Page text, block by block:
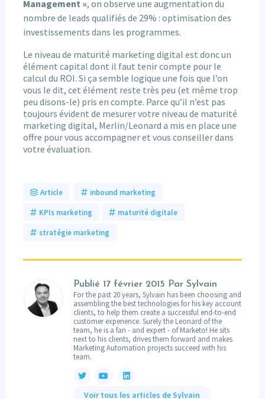
Management », on observe une augmentation du
nombre de leads qualifiés de 29% : optimisation des
investissements dans les programmes.
Le niveau de maturité marketing digital est donc un
élément capital dont il faut tenir compte pour le
calcul du ROI. Si ça semble logique une fois que l’on
vous le dit, cet élément reste très peu (et même trop
peu disons-le) pris en compte. Parce qu’il n’est pas
toujours évident de mesurer votre niveau de maturité
marketing digital, Merlin/Leonard a mis en place une
offre pour vous accompagner et vous conseiller dans
votre évaluation.
Article inbound marketing
KPIs marketing maturité digitale
stratégie marketing
Publié 17 février 2015 Par Sylvain
For the past 20 years, Sylvain has been choosing and
assembling the best technologies for his key account
clients, to help them create a successful end-to-end
customer experience. Surely the Leonard of the
team, he is a fan - and expert - of Marketo! He sits
next to his clients, drives them forward and makes
Marketing Automation projects succeed with his
team.
Voir tous les articles de Sylvain